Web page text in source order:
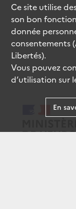
Ce site utilise
son bon
donnée
consentements
Libertés).
Vous pouvez
d’utilisation sur
En